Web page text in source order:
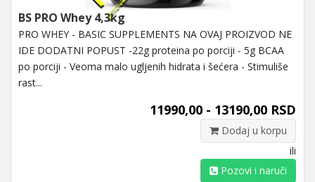
BS PRO Whey 4,3kg
PRO WHEY - BASIC SUPPLEMENTS NA OVAJ PROIZVOD NE
IDE DODATNI POPUST -22g proteina po porciji - 5g BCAA
po porciji - Veoma malo ugljenih hidrata i šećera - Stimuliše
rast...
11990,00 - 13190,00 RSD
Dodaj u korpu
ili
Pozovi i naruči